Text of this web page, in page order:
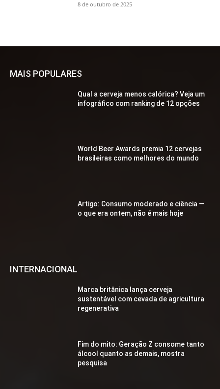
8 de outubro de 2025
MAIS POPULARES
Qual a cerveja menos calórica? Veja um
infográfico com ranking de 12 opções
World Beer Awards premia 12 cervejas
brasileiras como melhores do mundo
Artigo: Consumo moderado e ciência —
o que era ontem, não é mais hoje
INTERNACIONAL
Marca britânica lança cerveja
sustentável com cevada de agricultura
regenerativa
Fim do mito: Geração Z consome tanto
álcool quanto as demais, mostra
pesquisa